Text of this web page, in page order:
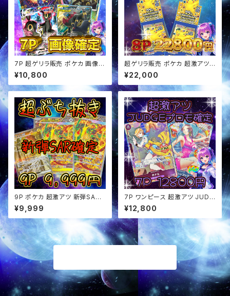
7P 超ゲリラ販売 ポケカ 画像確
定 オリパ
¥10,800
超ゲリラ販売 ポケカ 超激アツ
BOX&アド確定 オリパ
¥22,000
9P ポケカ 超激アツ 新弾SAR
確定 ぶち抜き オリパ
¥9,999
7P ワンピース 超激アツ JUDG
Eプロモ確定 オリパ
¥12,800